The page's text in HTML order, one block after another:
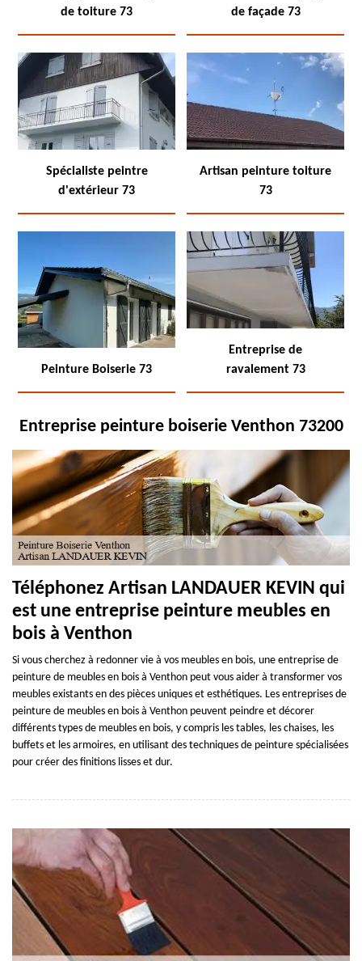
de toiture 73
de façade 73
Spécialiste peintre
d'extérieur 73
Artisan peinture toiture
73
Peinture Boiserie 73
Entreprise de
ravalement 73
Entreprise peinture boiserie Venthon 73200
Téléphonez Artisan LANDAUER KEVIN qui
est une entreprise peinture meubles en
bois à Venthon
Si vous cherchez à redonner vie à vos meubles en bois, une entreprise de
peinture de meubles en bois à Venthon peut vous aider à transformer vos
meubles existants en des pièces uniques et esthétiques. Les entreprises de
peinture de meubles en bois à Venthon peuvent peindre et décorer
différents types de meubles en bois, y compris les tables, les chaises, les
buffets et les armoires, en utilisant des techniques de peinture spécialisées
pour créer des finitions lisses et dur.